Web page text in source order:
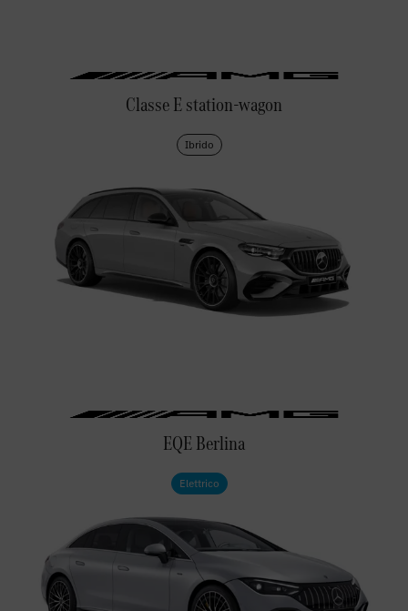
Classe E station-wagon
Ibrido
EQE Berlina
Elettrico